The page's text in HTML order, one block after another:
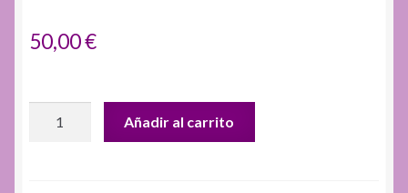
50,00€
Añadir al carrito